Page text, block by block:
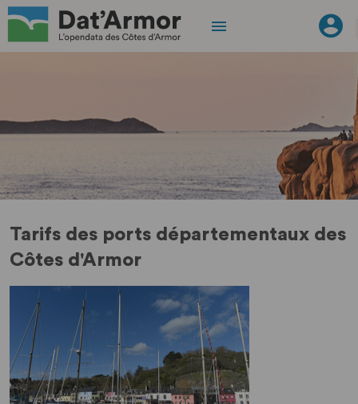
Tarifs des ports départementaux des
Côtes d'Armor